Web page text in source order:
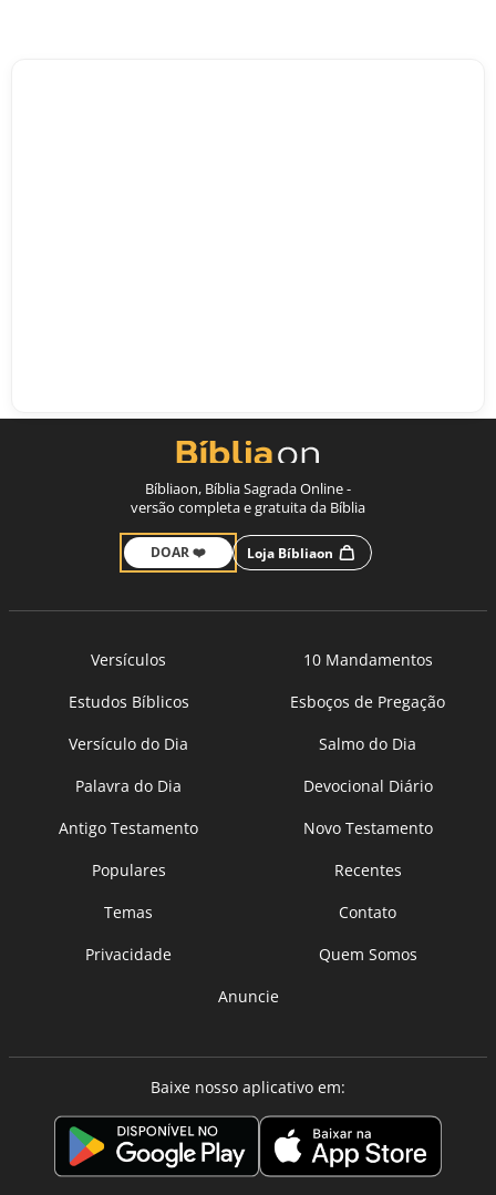
Bíbliaon, Bíblia Sagrada Online -
versão completa e gratuita da Bíblia
DOAR ❤️ Loja Bíbliaon
Versículos
10 Mandamentos
Estudos Bíblicos
Esboços de Pregação
Versículo do Dia
Salmo do Dia
Palavra do Dia
Devocional Diário
Antigo Testamento
Novo Testamento
Populares
Recentes
Temas
Contato
Privacidade
Quem Somos
Anuncie
Baixe nosso aplicativo em: